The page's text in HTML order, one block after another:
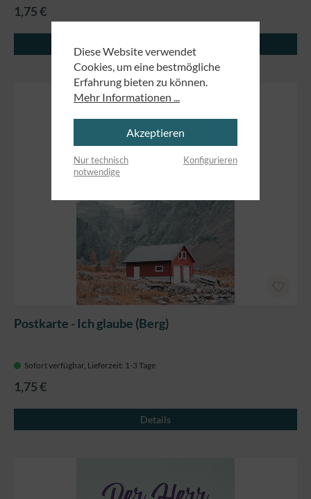
1,75 €
Postkarte - Ich glaube (Berg)
Sofort verfügbar, Lieferzeit: 1-3 Tage
1,75 €
Details
Diese Website verwendet
Cookies, um eine bestmögliche
Erfahrung bieten zu können.
Mehr Informationen ...
Akzeptieren
Nur technisch
notwendige
Konfigurieren